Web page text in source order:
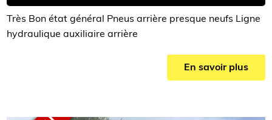
Très Bon état général Pneus arrière presque neufs Ligne
hydraulique auxiliaire arrière
En savoir plus